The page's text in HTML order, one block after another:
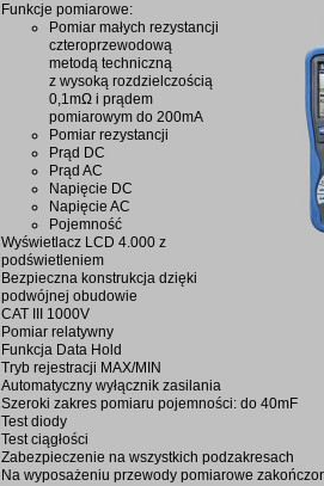
Funkcje pomiarowe:
Pomiar małych rezystancji
czteroprzewodową
metodą techniczną
z wysoką rozdzielczością
0,1mΩ i prądem
pomiarowym do 200mA
Pomiar rezystancji
Prąd DC
Prąd AC
Napięcie DC
Napięcie AC
Pojemność
Wyświetlacz LCD 4.000 z
podświetleniem
Bezpieczna konstrukcja dzięki
podwójnej obudowie
CAT III 1000V
Pomiar relatywny
Funkcja Data Hold
Tryb rejestracji MAX/MIN
Automatyczny wyłącznik zasilania
Szeroki zakres pomiaru pojemności: do 40mF
Test diody
Test ciągłości
Zabezpieczenie na wszystkich podzakresach
Na wyposażeniu przewody pomiarowe